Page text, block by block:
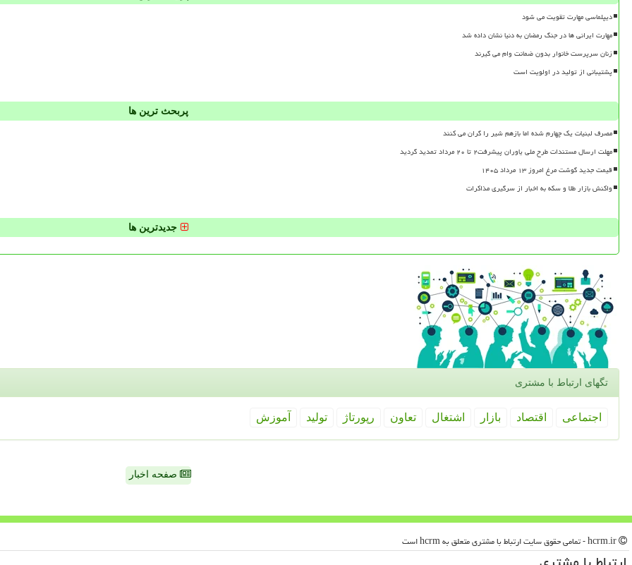
دیپلماسی مهارت تقویت می شود
مهارت ایرانی ها در جنگ رمضان به دنیا نشان داده شد
زنان سرپرست خانوار بدون ضمانت وام می گیرند
پشتیبانی از تولید در اولویت است
پربحث ترین ها
مصرف لبنیات یک چهارم شده اما بازهم شیر را گران می کنند
مهلت ارسال مستندات طرح ملی یاوران پیشرفت۲ تا ۲۰ مرداد تمدید گردید
قیمت جدید گوشت مرغ امروز ۱۳ مرداد ۱۴۰۵
واکنش بازار طلا و سکه به اخبار از سرگیری مذاکرات
جدیدترین ها
تگهای ارتباط با مشتری
اجتماعی اقتصاد بازار اشتغال تعاون رپورتاژ تولید آموزش
صفحه اخبار